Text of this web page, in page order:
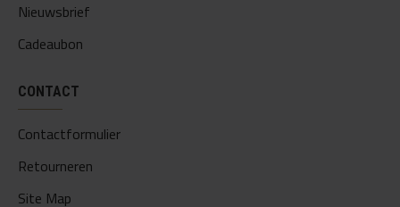
Nieuwsbrief
Cadeaubon
CONTACT
Contactformulier
Retourneren
Site Map